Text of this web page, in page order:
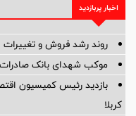
اخبار پربازدید
روند رشد فروش و
موکب شهدای بانک صادرات
بازدید رئیس کمیسیون
کربلا